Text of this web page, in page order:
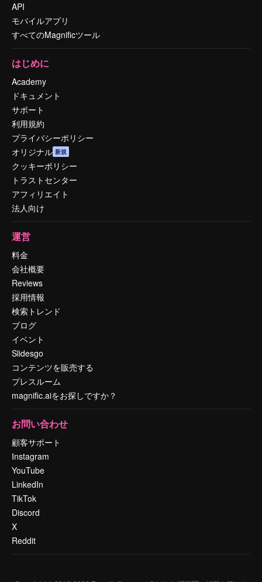
API
モバイルアプリ
すべてのMagnificツール
はじめに
Academy
ドキュメント
サポート
利用規約
プライバシーポリシー
オリジナル 新規
クッキーポリシー
トラストセンター
アフィリエイト
法人向け
運営
料金
会社概要
Reviews
採用情報
検索トレンド
ブログ
イベント
Slidesgo
コンテンツを販売する
プレスルーム
magnific.aiをお探しですか？
お問い合わせ
顧客サポート
Instagram
YouTube
LinkedIn
TikTok
Discord
X
Reddit